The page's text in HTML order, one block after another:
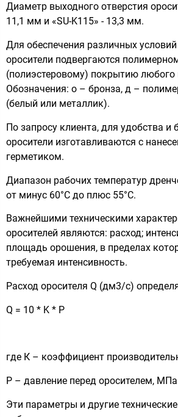
Диаметр выходного отверстия
11,1 мм и «SU-K115» - 13,3 мм.
Для обеспечения различных
оросители подвергаются
(полиэстеровому) покрытию любого
Обозначения: о – бронза, д –
(белый или металлик).
По запросу клиента, для удобства
оросители изготавливаются с
герметиком.
Диапазон рабочих температур
от минус 60°С до плюс 55°С.
Важнейшими техническими
оросителей являются: расход;
площадь орошения, в пределах
требуемая интенсивность.
Расход оросителя Q (дм3/с)
Q = 10 * K * P
где К – коэффициент
Р – давление перед оросителем,
Эти параметры и другие